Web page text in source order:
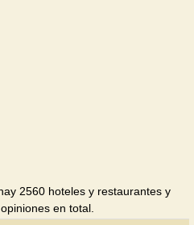
2560 hoteles y restaurantes y
en total.